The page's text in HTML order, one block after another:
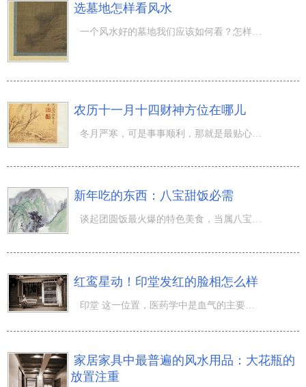
选墓地怎样看风水
农历十一月十四财神方位在哪儿
冬月严寒，可是事事顺利，那就是最贴心的生活。 1、阴历（农历）十一月十四是哪一天？ 阴历 一七年 十一月
新年吃的东西：八宝甜饭必需
谈起团圆饭最火爆的特色美食，当属八宝甜饭了，它基本上是许多 家中必需的一道特色美食。味儿香薷，外型又
红鸾星动！印堂发红的脸相怎么样
印堂 这一位置，医药学中是血气的主要表现，而在相学中，印堂则是本人运程的意味着，人们常常据说的印堂发
家居家具中最普遍的风水用品：大花瓶的
放置注重